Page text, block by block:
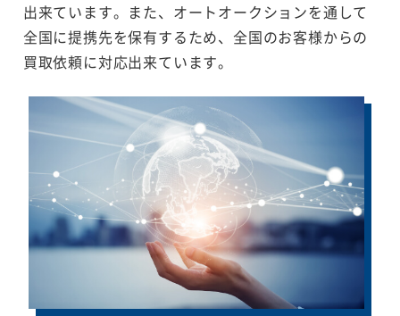
出来ています。また、オートオークションを通して
全国に提携先を保有するため、全国のお客様からの
買取依頼に対応出来ています。